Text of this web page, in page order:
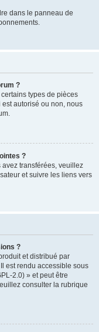
dans le panneau de
?
types de pièces
est autorisé ou non, nous
?
transférées, veuillez
et suivre les liens vers
?
et distribué par
est rendu accessible sous
2.0) » et peut être
consulter la rubrique